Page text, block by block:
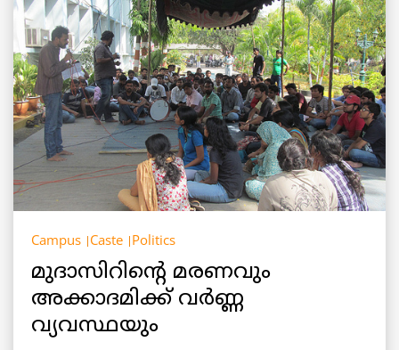
Campus Caste Politics
മുദാസിറിന്റെ മരണവും
അക്കാദമിക്ക് വര്‍ണ്ണ
വ്യവസ്ഥയും